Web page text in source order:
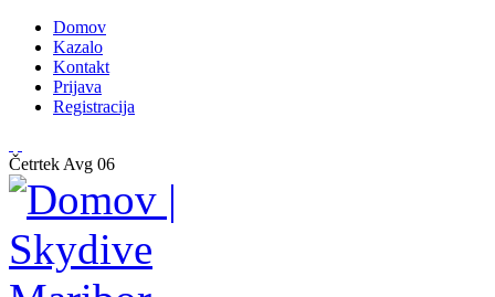
Domov
Kazalo
Kontakt
Prijava
Registracija
Četrtek Avg 06